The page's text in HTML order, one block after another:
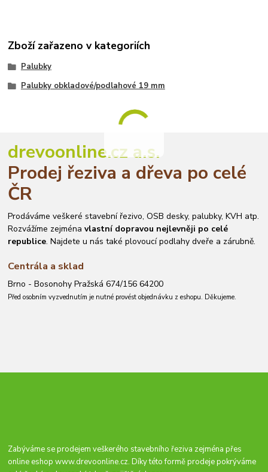
Zboží zařazeno v kategoriích
Palubky
Palubky obkladové/podlahové 19 mm
drevoonline.cz a.s.
Prodej řeziva a dřeva po celé
ČR
Prodáváme veškeré stavební řezivo, OSB desky, palubky, KVH atp.
Rozvážíme zejménavlastní dopravou nejlevněji po celé
republice. Najdete u nás také plovoucí podlahy dveře a zárubně.
Centrála a sklad
Brno - Bosonohy Pražská 674/156 64200
Před osobním vyzvednutím je nutné provést objednávku z eshopu. Děkujeme.
Zabýváme se prodejem veškerého stavebního řeziva zejména přes
online eshopwww.drevoonline.cz. Díky této formě prodeje pokrýváme